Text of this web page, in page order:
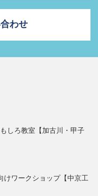
わせ
しろ教室【加古川・甲子
けワークショップ【中京工